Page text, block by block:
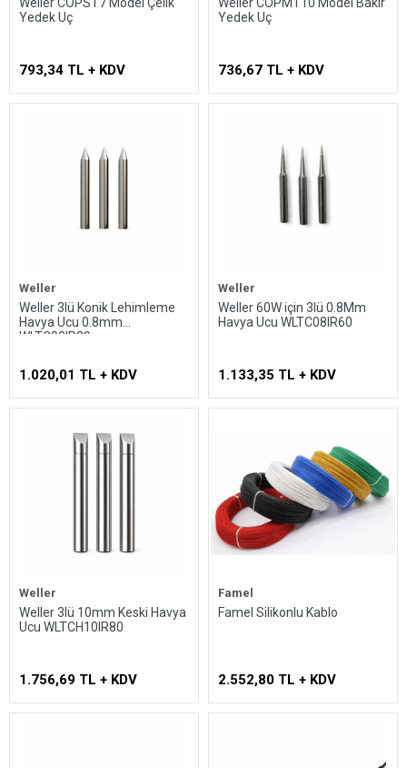
Yedek Uç
793,34 TL + KDV
Yedek Uç
736,67 TL + KDV
Weller
Weller 3lü Konik Lehimleme
Havya Ucu 0.8mm
WLTC08IR30
1.020,01 TL + KDV
Weller
Weller 60W için 3lü 0.8Mm
Havya Ucu WLTC08IR60
1.133,35 TL + KDV
Weller
Weller 3lü 10mm Keski Havya
Ucu WLTCH10IR80
1.756,69 TL + KDV
Famel
Famel Silikonlu Kablo
2.552,80 TL + KDV